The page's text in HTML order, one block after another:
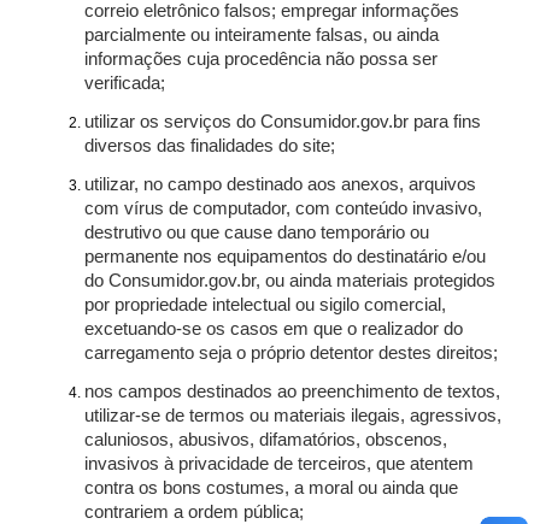
correio eletrônico falsos; empregar informações
parcialmente ou inteiramente falsas, ou ainda
informações cuja procedência não possa ser
verificada;
utilizar os serviços do Consumidor.gov.br para fins
diversos das finalidades do site;
utilizar, no campo destinado aos anexos, arquivos
com vírus de computador, com conteúdo invasivo,
destrutivo ou que cause dano temporário ou
permanente nos equipamentos do destinatário e/ou
do Consumidor.gov.br, ou ainda materiais protegidos
por propriedade intelectual ou sigilo comercial,
excetuando-se os casos em que o realizador do
carregamento seja o próprio detentor destes direitos;
nos campos destinados ao preenchimento de textos,
utilizar-se de termos ou materiais ilegais, agressivos,
caluniosos, abusivos, difamatórios, obscenos,
invasivos à privacidade de terceiros, que atentem
contra os bons costumes, a moral ou ainda que
contrariem a ordem pública;